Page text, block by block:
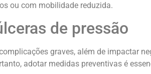
ou com mobilidade reduzida.
de pressão
graves, além de impactar
adotar medidas preventivas é